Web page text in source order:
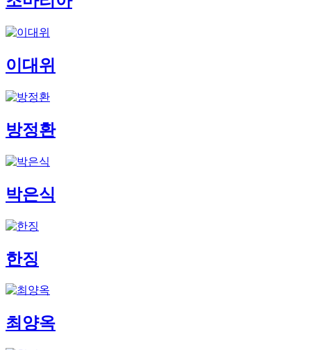
이대위
방정환
박은식
한징
최양옥